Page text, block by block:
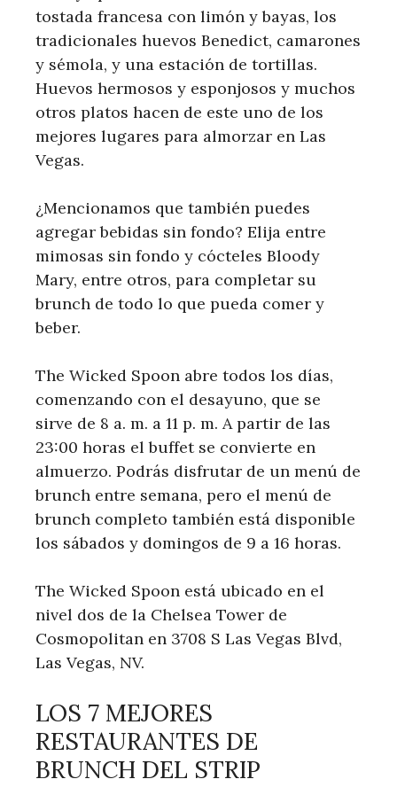
tostada francesa con limón y bayas, los
tradicionales huevos Benedict, camarones
y sémola, y una estación de tortillas.
Huevos hermosos y esponjosos y muchos
otros platos hacen de este uno de los
mejores lugares para almorzar en Las
Vegas.
¿Mencionamos que también puedes
agregar bebidas sin fondo? Elija entre
mimosas sin fondo y cócteles Bloody
Mary, entre otros, para completar su
brunch de todo lo que pueda comer y
beber.
The Wicked Spoon abre todos los días,
comenzando con el desayuno, que se
sirve de 8 a. m. a 11 p. m. A partir de las
23:00 horas el buffet se convierte en
almuerzo. Podrás disfrutar de un menú de
brunch entre semana, pero el menú de
brunch completo también está disponible
los sábados y domingos de 9 a 16 horas.
The Wicked Spoon está ubicado en el
nivel dos de la Chelsea Tower de
Cosmopolitan en 3708 S Las Vegas Blvd,
Las Vegas, NV.
LOS 7 MEJORES
RESTAURANTES DE
BRUNCH DEL STRIP